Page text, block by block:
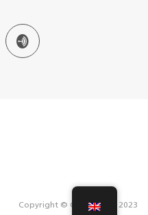
Copyright © Castegnaro 2023